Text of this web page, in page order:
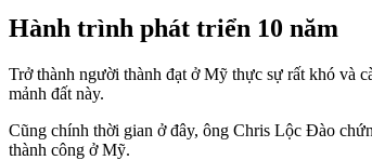
Hành trình phát triển 10 năm
Trở thành người thành đạt ở Mỹ thực sự rất khó và
mảnh đất này.
Cũng chính thời gian ở đây, ông Chris Lộc Đào
thành công ở Mỹ.